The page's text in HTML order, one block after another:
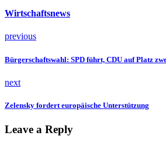
Wirtschaftsnews
previous
Bürgerschaftswahl: SPD führt, CDU auf Platz
next
Zelensky fordert europäische Unterstützung
Leave a Reply